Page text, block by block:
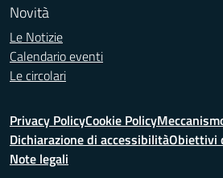
Novità
Le Notizie
Calendario eventi
Le circolari
Privacy PolicyCookie Policy
Dichiarazione di accessibilitàObiettivi
Note legali